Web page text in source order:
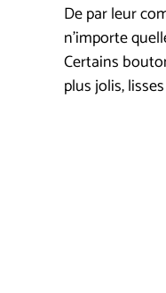
De par leur
n'importe
Certains
plus jolis,